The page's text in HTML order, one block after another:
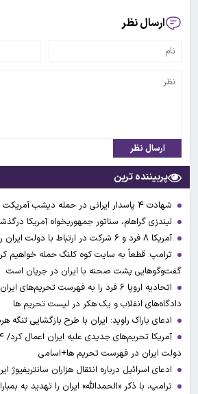
ارسال نظر
ارسال نظر
پربیننده ترین
شهادت ۴ پاسدار ایرانی در حمله دیشب آمریکت و عربستان به عراق
لیندزی گراهام، سناتور جمهوریخواه آمریکا
آمریکا ۸ فرد و ۶ شرکت در ارتباط با دولت ایران را تحریم کرد
ترامپ: قطعاً به سایت کوه کلنگ حمله خواهیم
گفت‌وگوهایی پشت صحنه با ایران در جریان است
اتحادیه اروپا ۶ فرد را به فهرست
دادگاه‌های انقلاب و یک هکر در لیست تحریم ها
ادعای باراک راوید: ایران با طرح بازگشایی
دولت ایران در فهرست تحریم ها+اسامی
ادعای اسرائیل درباره انتقال هزاران سانتریفیوژ
ترامپ، با ذکر «الحمدالله» ایران را تهدید به